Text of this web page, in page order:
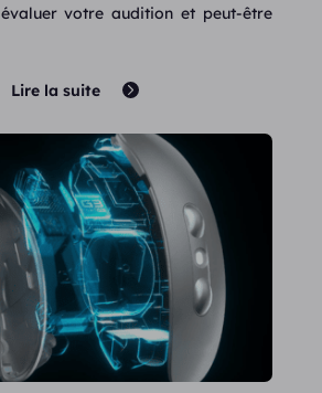
votre audition et peut-être
Lire la suite